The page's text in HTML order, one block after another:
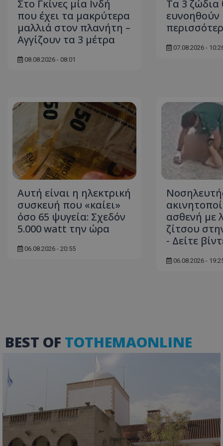
Στο Γκίνες μία Ινδή
που έχει τα μακρύτερα
μαλλιά στον πλανήτη –
Αγγίζουν τα 3 μέτρα
08.08.2026 - 08:01
Τα 3 ζώδια
ευνοηθούν
07.08.2026 -
Αυτή είναι η ηλεκτρική
συσκευή που «καίει»
όσο 65 ψυγεία: Σχεδόν
5.000 watt την ώρα
06.08.2026 - 20:55
ασθενή με
ζίτσου
- Δείτε
06.08.2026 -
BEST OF TOTHEMAONLINE
ASP.NET_SessionId
__cf_bm
__cf_bm